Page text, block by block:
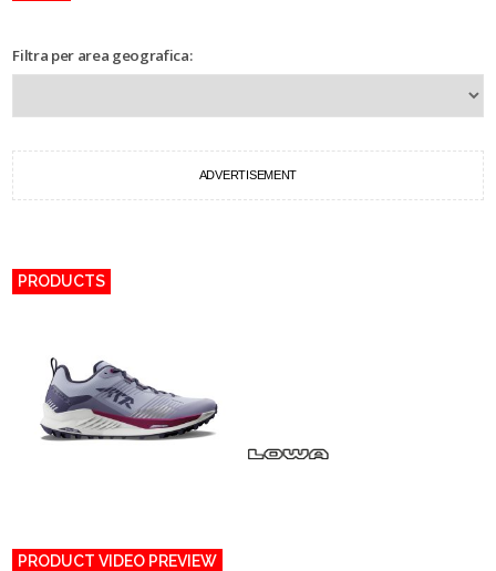
Filtra per area geografica:
ADVERTISEMENT
PRODUCTS
PRODUCT VIDEO PREVIEW